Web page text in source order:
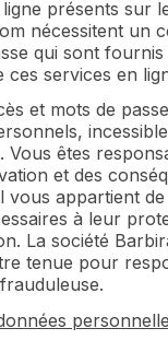
présents sur
nécessitent un
qui sont fournis
ces services en
et mots de
Vous êtes
et des
vous appartient
à leur
La société
tenue pour